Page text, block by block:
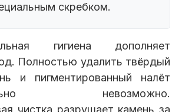
скребком.
гигиена дополняет
Полностью удалить твёрдый
и пигментированный налёт
невозможно.
чистка разрушает камень за